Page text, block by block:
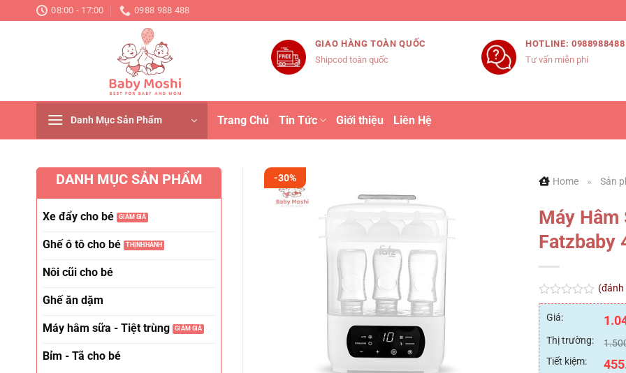
đến
08:00 - 17:00 0988 988 488
GIAO HÀNG TOÀN QUỐC
Shipcod toàn quốc
HOTLINE: 0988988488
Tư vấn miễn phí
Danh Mục Sản Phẩm Trang Chủ Tin Tức Giới thiệu Liên Hệ
DANH MỤC SẢN PHẨM
Xe đẩy cho bé
Ghế ô tô cho bé
Nôi cũi cho bé
Ghế ăn dặm
Máy hâm sữa - Tiệt trùng
Bỉm - Tã cho bé
-30% Home » Sản
Máy Hâm
Fatzbaby
Được
xếp
hạng
0
5
sao
Giá:
Thị trường:
Tiết kiệm: